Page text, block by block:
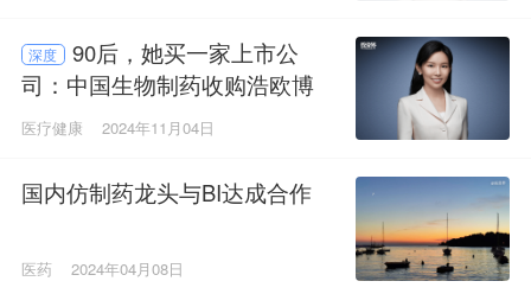
深度
90后，她买一家上市公
司：中国生物制药收购浩欧博
医疗健康 2024年11月04日
国内仿制药龙头与BI达成合作
医药 2024年04月08日